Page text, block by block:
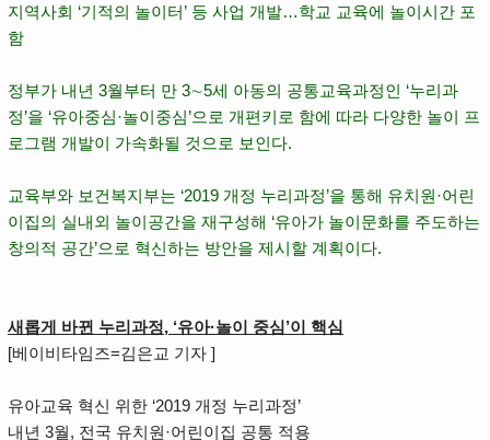
지역사회 ‘기적의 놀이터 ’ 등 사업 개발…학교 교육에 놀이시간 포
함
정부가 내년 3월부터 만 3∼5세 아동의 공통교육과정인 ‘누리과
정’을 ‘유아중심·놀이중심’으로 개편키로 함에 따라 다양한 놀이 프
로그램 개발이 가속화될 것으로 보인다.
교육부와 보건복지부는 ‘2019 개정 누리과정’을 통해 유치원·어린
이집의 실내외 놀이공간을 재구성해 ‘유아가 놀이문화를 주도하는
창의적 공간’으로 혁신하는 방안을 제시할 계획이다.
새롭게 바뀐 누리과정, ‘유아·놀이 중심’이 핵심
[베이비타임즈=김은교 기자 ]
유아교육 혁신 위한 ‘2019 개정 누리과정’
내년 3월, 전국 유치원·어린이집 공통 적용